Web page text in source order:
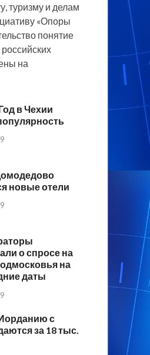
туризму и делам
«Опоры
понятие
на
в Чехии
новые отели
о спросе на
на
даты
с
за 18 тыс.